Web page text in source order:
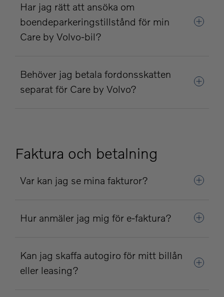
Har jag rätt att ansöka om
boendeparkeringstillstånd för min
Care by Volvo-bil?
Behöver jag betala fordonsskatten
separat för Care by Volvo?
Faktura och betalning
Var kan jag se mina fakturor?
Hur anmäler jag mig för e-faktura?
Kan jag skaffa autogiro för mitt billån
eller leasing?